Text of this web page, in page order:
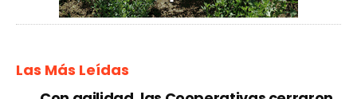
Las Más Leídas